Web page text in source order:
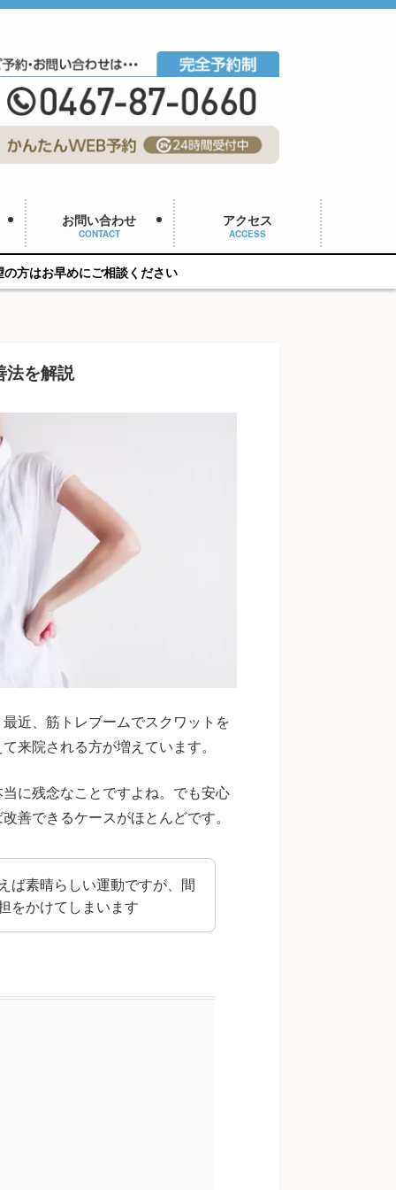
お問い合わせ
CONTACT
アクセス
ACCESS
相談ください
法を解説
近、筋トレブームでスクワットを
来院される方が増えています。
に残念なことですよね。でも安心
善できるケースがほとんどです。
ば素晴らしい運動ですが、間
をかけてしまいます